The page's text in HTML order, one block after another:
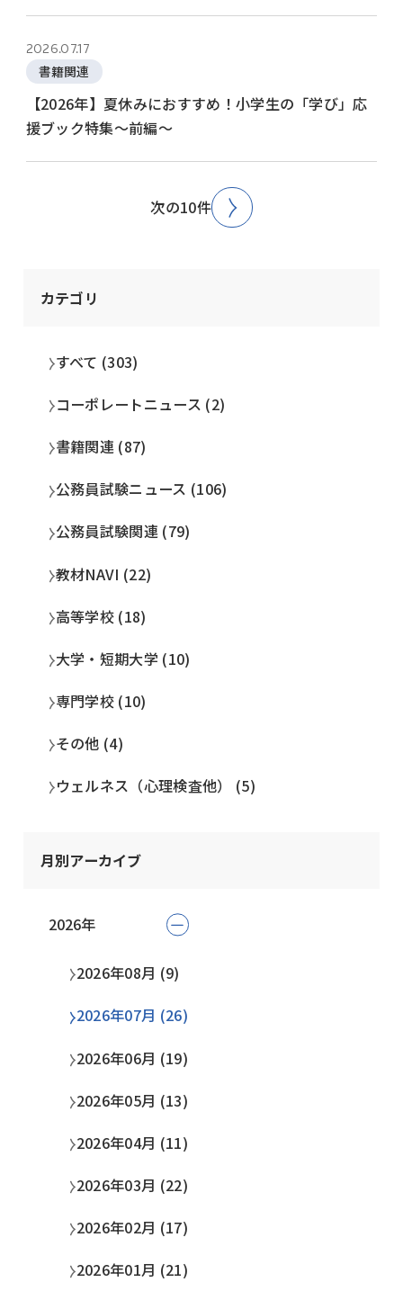
カテゴリ
すべて (303)
コーポレートニュース (2)
書籍関連 (87)
公務員試験ニュース (106)
公務員試験関連 (79)
教材NAVI (22)
高等学校 (18)
大学・短期大学 (10)
専門学校 (10)
その他 (4)
ウェルネス（心理検査他） (5)
月別アーカイブ
2026年
2026年08月 (9)
2026年07月 (26)
2026年06月 (19)
2026年05月 (13)
2026年04月 (11)
2026年03月 (22)
2026年02月 (17)
2026年01月 (21)
2026.07.17
書籍関連
【2026年】夏休みにおすすめ！小学生の「学び」応
援ブック特集～前編～
次の10件